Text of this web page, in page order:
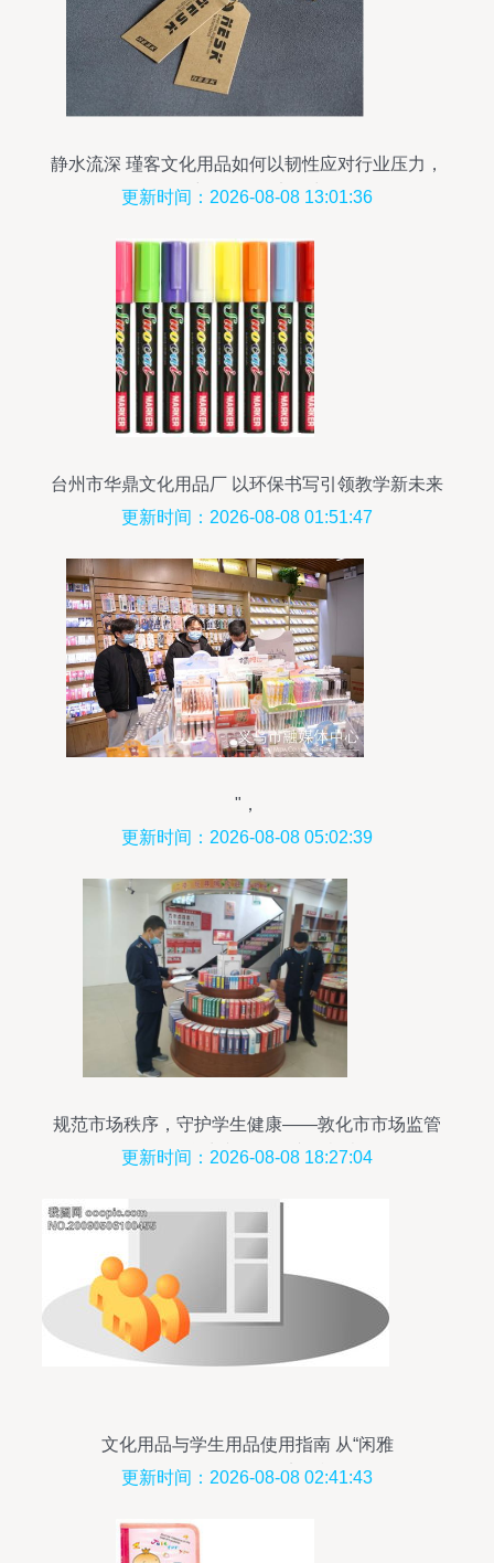
静水流深 瑾客文化用品如何以韧性应对行业压力，
多维构筑品牌竞争力
更新时间：2026-08-08 13:01:36
台州市华鼎文化用品厂 以环保书写引领教学新未来
更新时间：2026-08-08 01:51:47
"，
更新时间：2026-08-08 05:02:39
规范市场秩序，守护学生健康——敦化市市场监管
局开展学生文化用品专项检查
更新时间：2026-08-08 18:27:04
文化用品与学生用品使用指南 从“闲雅
K12”到“529890”的实用模板
更新时间：2026-08-08 02:41:43